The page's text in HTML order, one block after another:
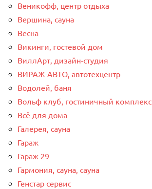
Веникофф, центр отдыха
Вершина, сауна
Весна
Викинги, гостевой дом
ВиллАрт, дизайн-студия
ВИРАЖ-АВТО, автотехцентр
Водолей, баня
Вольф клуб, гостиничный комплекс
Всё для дома
Галерея, сауна
Гараж
Гараж 29
Гармония, сауна, сауна
Генстар сервис